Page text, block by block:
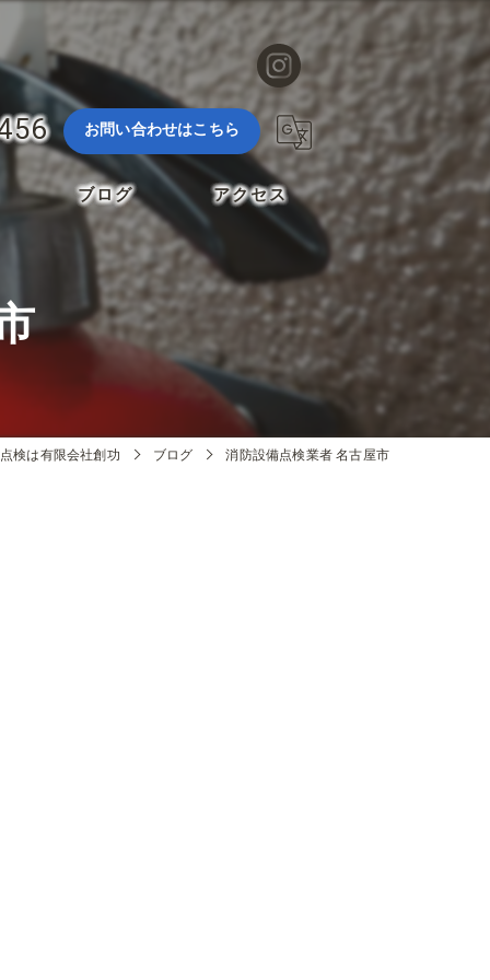
お問い合わせはこちら
ブログ アクセス
検は有限会社創功 ブログ 消防設備点検業者 名古屋市